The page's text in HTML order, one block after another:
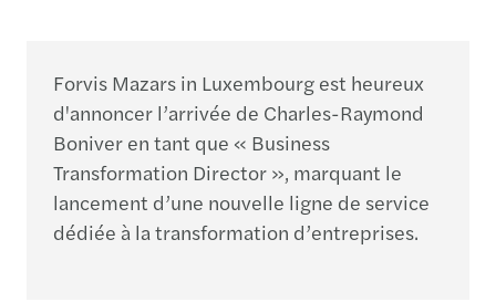
Forvis Mazars in Luxembourg est heureux
d'annoncer l’arrivée de Charles-Raymond
Boniver en tant que « Business
Transformation Director », marquant le
lancement d’une nouvelle ligne de service
dédiée à la transformation d’entreprises.